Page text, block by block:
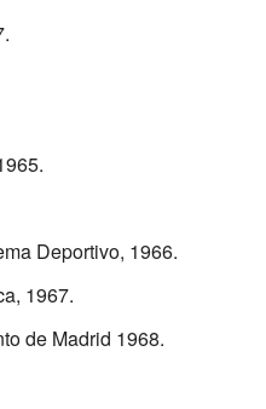
Deportivo, 1966.
1967.
de Madrid 1968.